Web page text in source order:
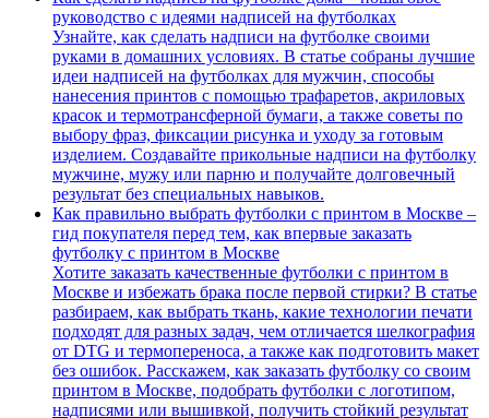
руководство с идеями надписей на футболках
Узнайте, как сделать надписи на футболке своими
руками в домашних условиях. В статье собраны лучшие
идеи надписей на футболках для мужчин, способы
нанесения принтов с помощью трафаретов, акриловых
красок и термотрансферной бумаги, а также советы по
выбору фраз, фиксации рисунка и уходу за готовым
изделием. Создавайте прикольные надписи на футболку
мужчине, мужу или парню и получайте долговечный
результат без специальных навыков.
Как правильно выбрать футболки с принтом в Москве –
гид покупателя перед тем, как впервые заказать
футболку с принтом в Москве
Хотите заказать качественные футболки с принтом в
Москве и избежать брака после первой стирки? В статье
разбираем, как выбрать ткань, какие технологии печати
подходят для разных задач, чем отличается шелкография
от DTG и термопереноса, а также как подготовить макет
без ошибок. Расскажем, как заказать футболку со своим
принтом в Москве, подобрать футболки с логотипом,
надписями или вышивкой, получить стойкий результат